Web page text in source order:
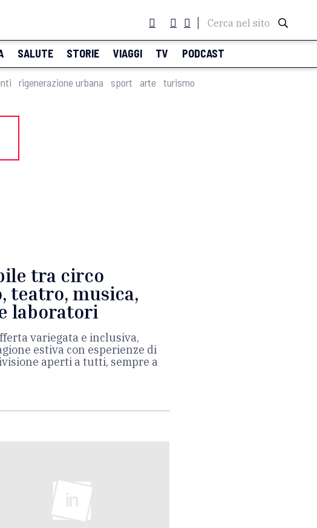
Cerca nel sito
SALUTE STORIE VIAGGI TV PODCAST
rigenerazione urbana sport arte turismo
tra circo
teatro, musica,
laboratori
variegata e inclusiva,
estiva con esperienze di
aperti a tutti, sempre a